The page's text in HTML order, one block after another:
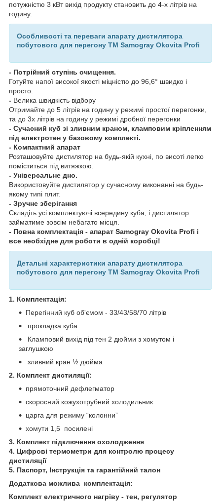
потужністю 3 кВт вихід продукту становить до 4-х літрів на
годину.
Особливості та переваги апарату дистилятора
побутового для перегону TM Samogray Okovita Profi
- Потрійний ступінь очищення.
Готуйте напої високої якості міцністю до 96,6° швидко і
просто.
- Велика швидкість відбору
Отримайте до 5 літрів на годину у режимі простої перегонки,
та до 3х літрів на годину у режимі дробної перегонки
- Сучасний куб зі зливним краном, кламповим кріпленням
під електротен у базовому комплекті.
- Компактний апарат
Розташовуйте дистилятор на будь-якій кухні, по висоті легко
поміститься під витяжкою.
- Універсальне дно.
Використовуйте дистилятор у сучасному виконанні на будь-
якому типі плит.
- Зручне зберігання
Складіть усі комплектуючі всередину куба, і дистилятор
займатиме зовсім небагато місця.
- Повна комплектація - апарат Samogray Okovita Profi і
все необхідне для роботи в одній коробці!
Детальні характеристики апарату дистилятора
побутового для перегону TM Samogray Okovita Profi
1. Комплектація:
Перегінний куб об'ємом - 33/43/58/70 літрів
прокладка куба
Кламповий вихід під тен 2 дюйми з хомутом і
заглушкою
зливний кран ½ дюйма
2. Комплект дистиляції:
прямоточний дефлегматор
скоросний кожухотрубний холодильник
царга для режиму “колонни”
хомути 1,5 посилені
3. Комплект підключення охолодження
4. Цифрові термометри для контролю процесу
дистиляції
5. Паспорт, Інструкція та гарантійний талон
Додаткова можлива комплектація:
Комплект електричного нагріву - тен, регулятор